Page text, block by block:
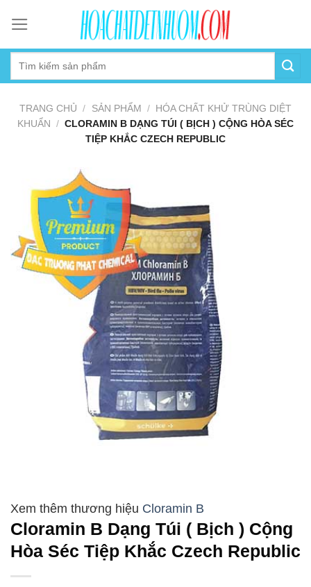
content
TRANG CHỦ / SẢN PHẨM / HÓA CHẤT KHỬ TRÙNG DIỆT
KHUẨN / CLORAMIN B DẠNG TÚI ( BỊCH ) CỘNG HÒA SÉC
TIỆP KHẮC CZECH REPUBLIC
Cloramin B
Cloramin B Dạng Túi ( Bịch ) Cộng
Hòa Séc Tiệp Khắc Czech Republic